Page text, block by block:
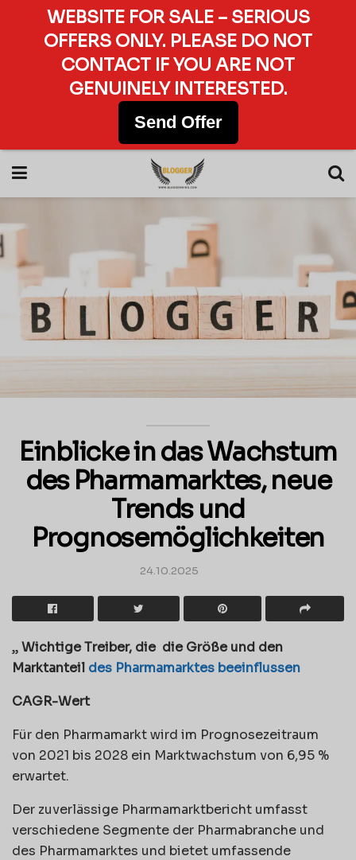
Einblicke in das Wachstum
des Pharmamarktes, neue
Trends und
Prognosemöglichkeiten
24.10.2025
„Wichtige Treiber, die die Größe und den
Marktanteil des Pharmamarktes beeinflussen
CAGR-Wert
Für den Pharmamarkt wird im Prognosezeitraum
von 2021 bis 2028 ein Marktwachstum von 6,95 %
erwartet.
Der zuverlässige Pharmamarktbericht umfasst
verschiedene Segmente der Pharmabranche und
des Pharmamarktes und bietet umfassende
WEBSITE FOR SALE – SERIOUS
OFFERS ONLY. PLEASE DO NOT
CONTACT IF YOU ARE NOT
GENUINELY INTERESTED.
Send Offer